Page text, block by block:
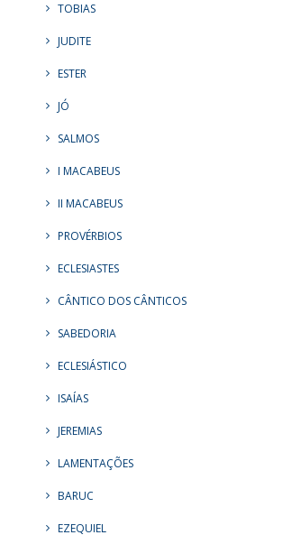
TOBIAS
JUDITE
ESTER
JÓ
SALMOS
I MACABEUS
II MACABEUS
PROVÉRBIOS
ECLESIASTES
CÂNTICO DOS CÂNTICOS
SABEDORIA
ECLESIÁSTICO
ISAÍAS
JEREMIAS
LAMENTAÇÕES
BARUC
EZEQUIEL